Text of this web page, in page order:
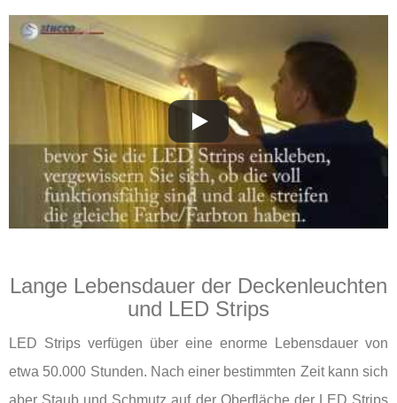
Lange Lebensdauer der Deckenleuchten
und LED Strips
LED Strips verfügen über eine enorme Lebensdauer von
etwa 50.000 Stunden. Nach einer bestimmten Zeit kann sich
aber Staub und Schmutz auf der Oberfläche der LED Strips